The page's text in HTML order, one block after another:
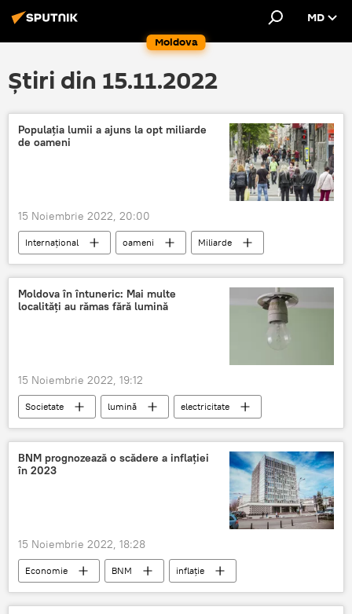
Moldova
MD
Știri din 15.11.2022
Populația lumii a ajuns la opt miliarde
de oameni
15 Noiembrie 2022, 20:00
Internațional oameni
Miliarde
Pământ
pământ arabil
Moldova în întuneric: Mai multe
localități au rămas fără lumină
15 Noiembrie 2022, 19:12
Societate lumină
electricitate
pană de curent
BNM prognozează o scădere a inflației
în 2023
15 Noiembrie 2022, 18:28
Economie BNM inflație